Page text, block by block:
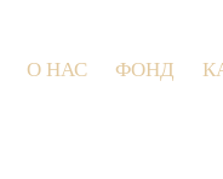
О НАС ФОНД